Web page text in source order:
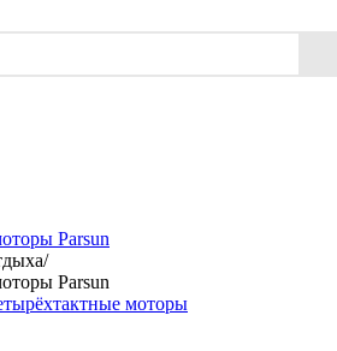
Parsun
/
Parsun
моторы